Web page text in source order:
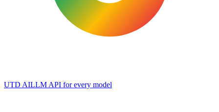
UTD AILLM API for every model